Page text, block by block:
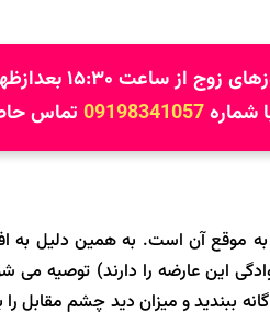
می‌توانند به کلینیک
شماره09198341057تماس
موقع آن است. به همین دلیل به
این عارضه را دارند) توصیه
ببندید و میزان دید چشم مقابل